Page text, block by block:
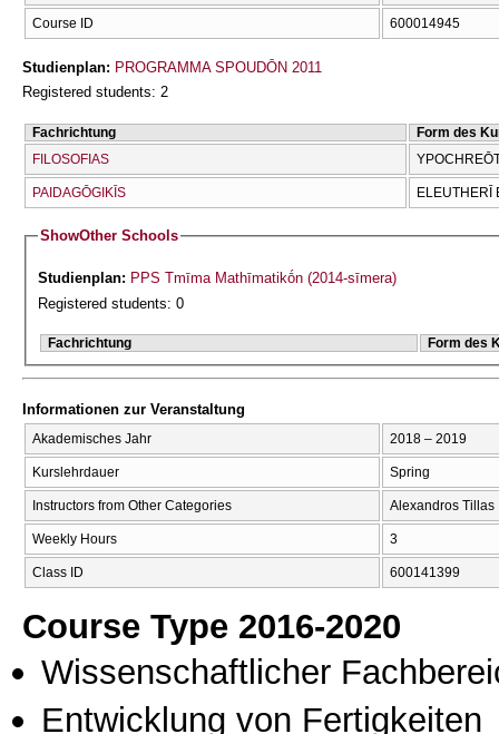
Course ID 600014945
Studienplan: PROGRAMMA SPOUDŌN 2011
Registered students: 2
Fachrichtung
Form des
FILOSOFIAS
PAIDAGŌGIKĪS ELEUTHERĪ
ShowOther Schools
Studienplan: PPS Tmīma Mathīmatikṓn (2014-sīmera)
Registered students: 0
Fachrichtung Form des
Informationen zur Veranstaltung
Akademisches Jahr 2018 – 2019
Kurslehrdauer Spring
Instructors from Other Categories Alexandros Tillas
Weekly Hours 3
Class ID 600141399
Course Type 2016-2020
Wissenschaftlicher
Entwicklung von Fertigkeiten